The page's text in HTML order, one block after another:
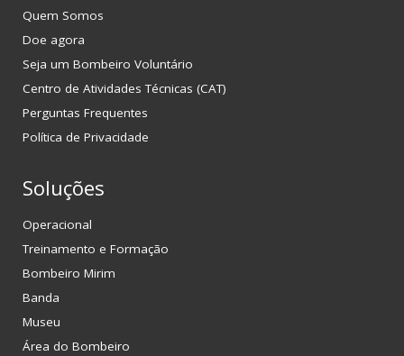
Quem Somos
Doe agora
Seja um Bombeiro Voluntário
Centro de Atividades Técnicas (CAT)
Perguntas Frequentes
Política de Privacidade
Soluções
Operacional
Treinamento e Formação
Bombeiro Mirim
Banda
Museu
Área do Bombeiro